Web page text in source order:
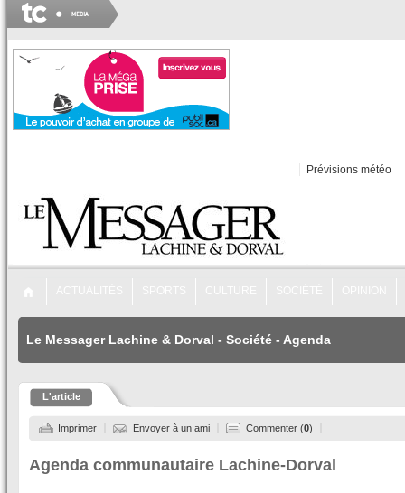
Prévisions météo
Le Messager Lachine & Dorval - Société - Agenda
L'article
Imprimer Envoyer à un ami Commenter (0)
Agenda communautaire Lachine-Dorval